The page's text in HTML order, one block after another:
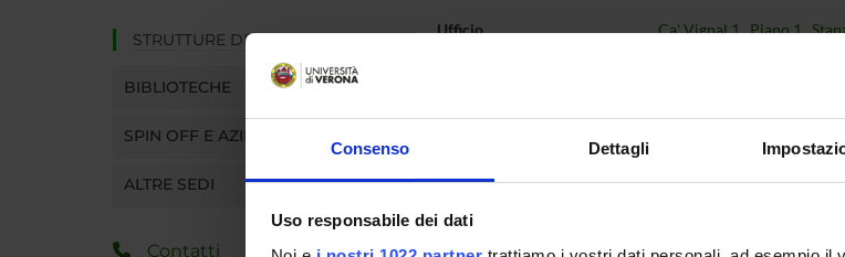
Consenso Dettagli
Uso responsabile dei dati
STRUTTURE DEL DIPARTIMENTO
BIBLIOTECHE
SPIN OFF E AZIENDE
ALTRE SEDI
Contatti
Ufficio Ca' Vignal 1, Piano 1,
E-mail flavia guzzo univr it